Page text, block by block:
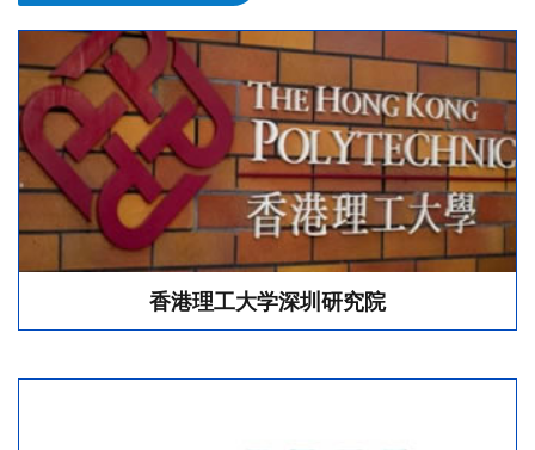
香港理工大学深圳研究院